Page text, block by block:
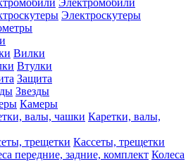
Электромобили
Электроскутеры
Вилки
Втулки
Защита
Звезды
Камеры
Каретки, валы,
Кассеты, трещетки
Колеса